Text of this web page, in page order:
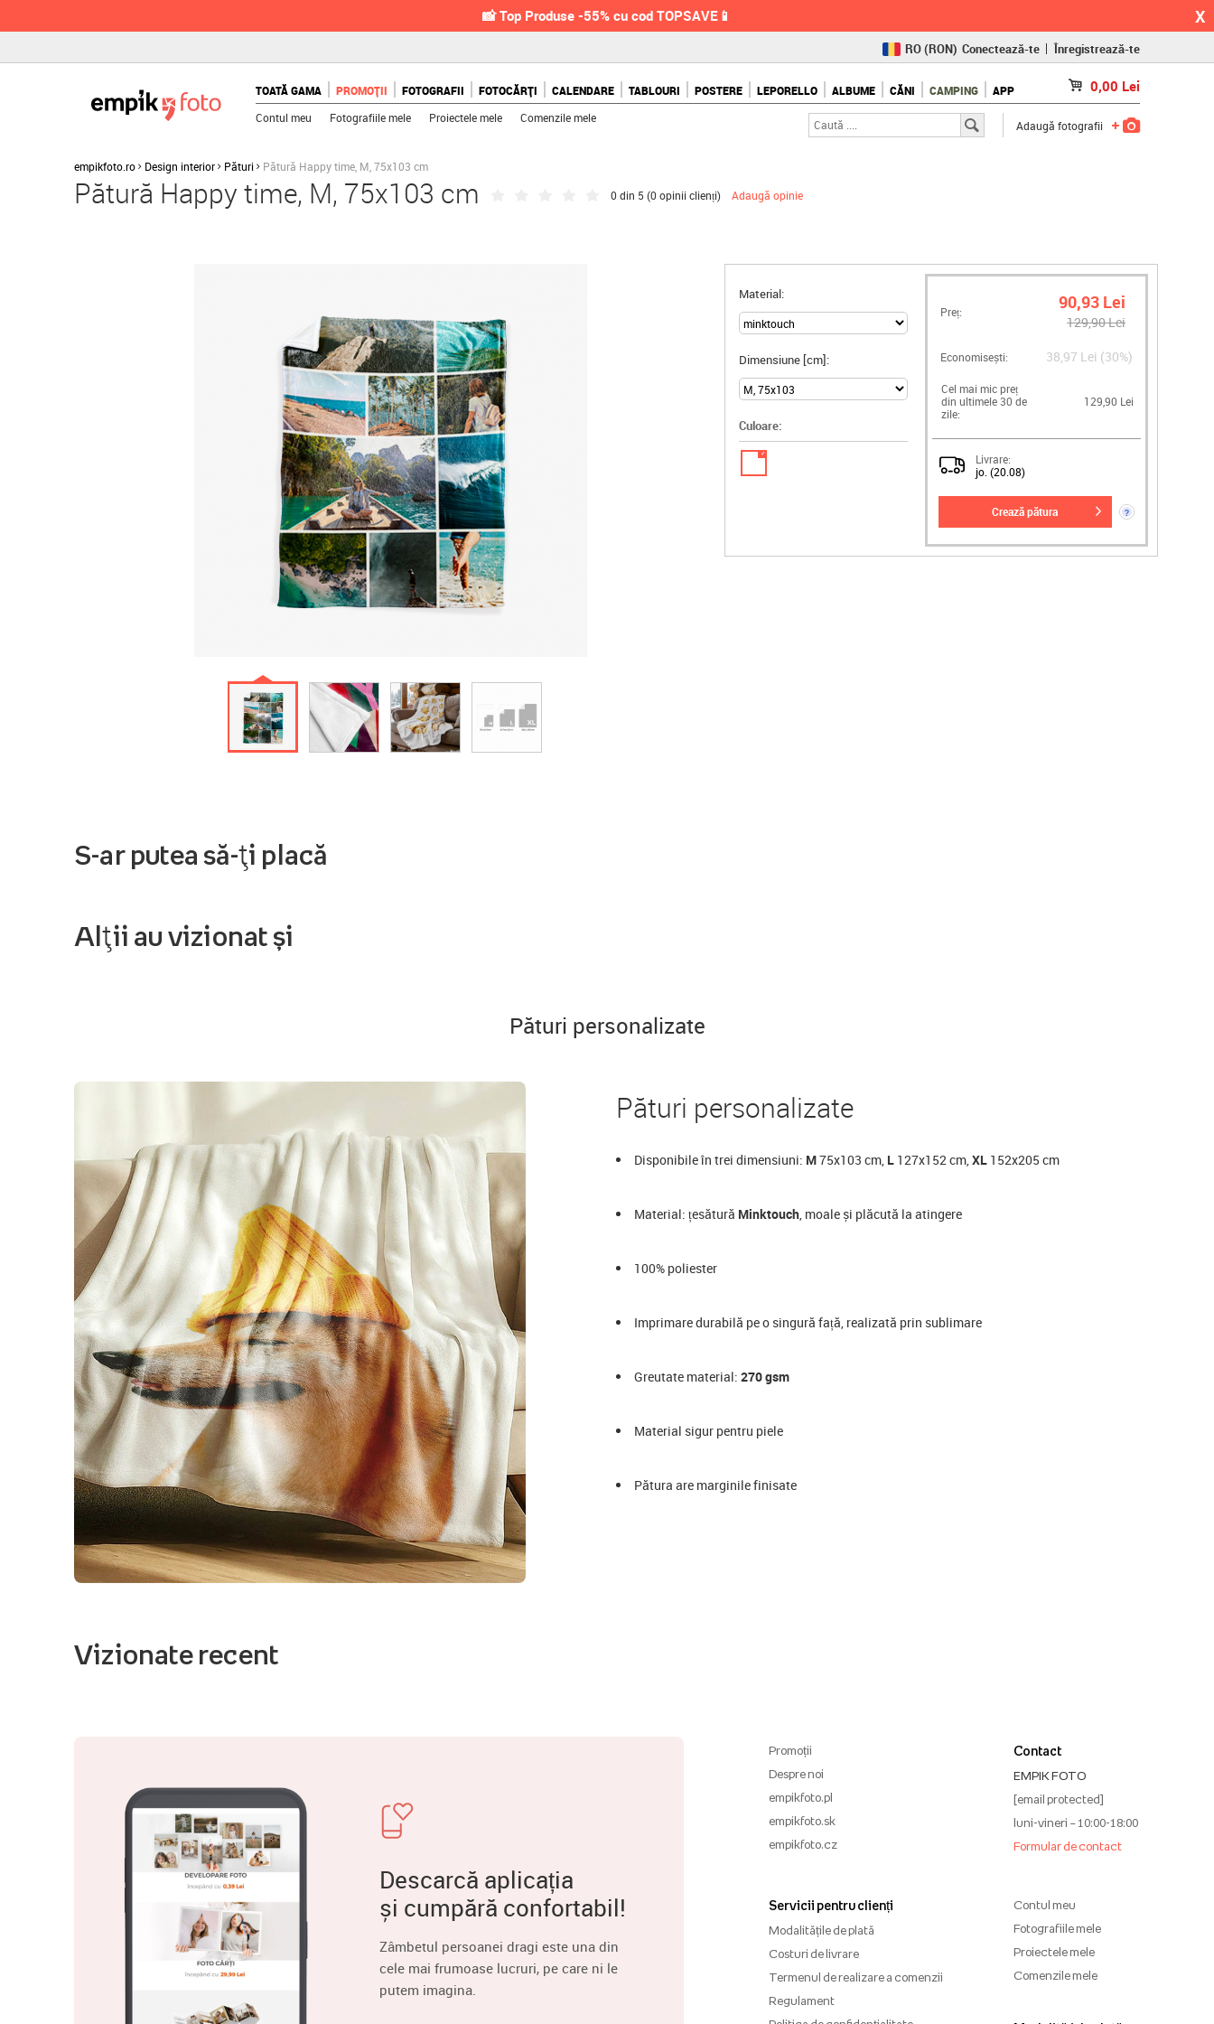
📸 Top Produse -55% cu cod TOPSAVE📱 X
(KČ)
SK(€)
RO(RON) Conectează-te Înregistrează-te
TOATĂ GAMA PROMOȚII FOTOGRAFII FOTOCĂRȚI CALENDARE TABLOURI POSTERE LEPORELLO ALBUME CĂNI CAMPING APP 0,00 Lei
Contul meu Fotografiile mele Proiectele mele Comenzile mele
Adaugă fotografii
empikfoto.ro Design interior Pături Pătură Happy time, M, 75x103 cm
Pătură Happy time, M, 75x103 cm 0 din 5 (0 opinii clienți) Adaugă opinie
Material:
Dimensiune [cm]:
Culoare:
✓
Preț: 90,93 Lei
129,90 Lei
Economisești: 38,97 Lei (30%)
Cel mai mic preț
din ultimele 30 de
zile:
129,90 Lei
Livrare:
jo. (20.08)
crează pătura ?
S-ar putea să-ți placă
Alții au vizionat și
Pături personalizate
Pături personalizate
Disponibile în trei dimensiuni: M75x103 cm, L 127x152 cm, XL 152x205 cm
Material: țesătură Minktouch , moale și plăcută la atingere
100% poliester
Imprimare durabilă pe o singură față, realizată prin sublimare
Greutate material: 270 gsm
Material sigur pentru piele
Pătura are marginile finisate
Vizionate recent
Descarcă aplicația
și cumpără confortabil!
Zâmbetul persoanei dragi este una din
cele mai frumoase lucruri, pe care ni le
putem imagina.
Promoții
Despre noi
empikfoto.pl
empikfoto.sk
empikfoto.cz
Servicii pentru clienți
Modalitățile de plată
Costuri de livrare
Termenul de realizare a comenzii
Regulament
Contact
EMPIK FOTO
[email protected]
luni-vineri – 10:00-18:00
Formular de contact
Contul meu
Fotografiile mele
Proiectele mele
Comenzile mele